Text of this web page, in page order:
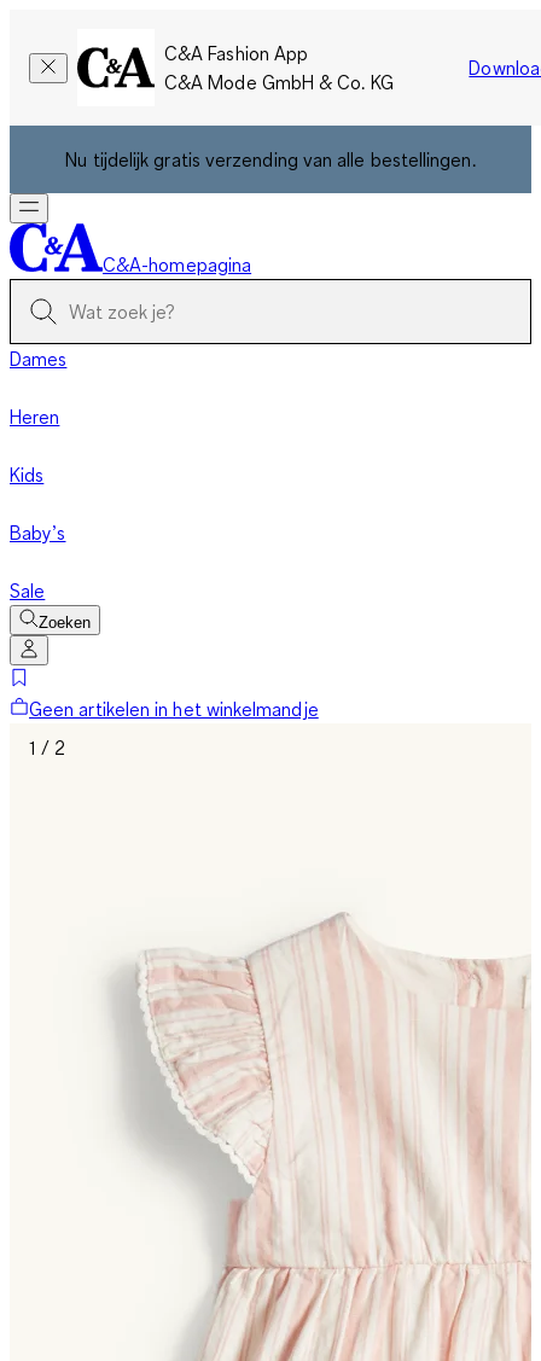
C&A Fashion App
C&A Mode GmbH & Co. KG
Nu tijdelijk gratis verzending van alle bestellingen.
C&A-homepagina
Dames
Heren
Kids
Baby’s
Sale
Zoeken
Geen artikelen in het winkelmandje
1 / 2